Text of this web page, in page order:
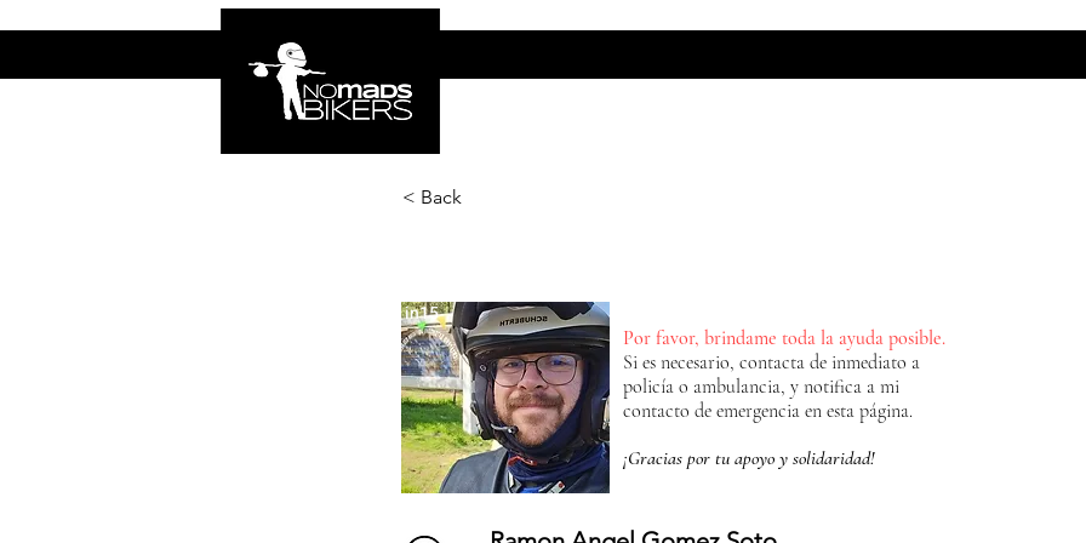
< Back
in15
Por favor, brindame toda la ayuda posible.
Si es necesario, contacta de inmediato a
policía o ambulancia, y notifica a mi
contacto de emergencia en esta página.
¡Gracias por tu apoyo y solidaridad!